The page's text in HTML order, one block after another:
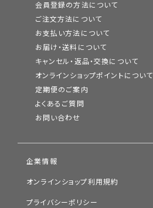
会員登録の方法について
ご注文方法について
お支払い方法について
お届け・送料について
キャンセル・返品・交換について
オンラインショップポイントについて
定期便のご案内
よくあるご質問
お問い合わせ
企業情報
オンラインショップ利用規約
プライバシーポリシー